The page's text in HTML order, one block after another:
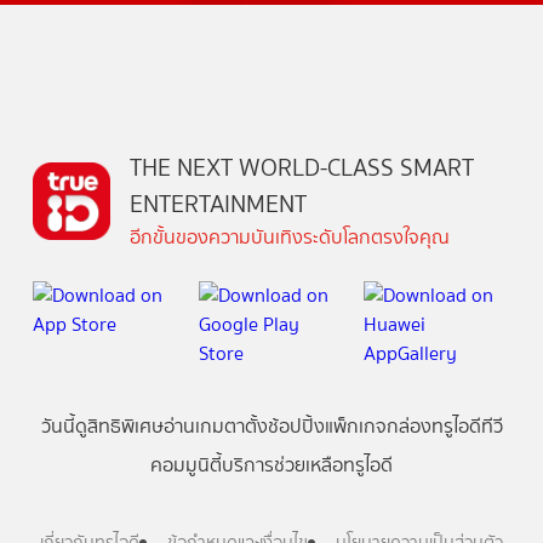
THE NEXT WORLD-CLASS SMART
ENTERTAINMENT
อีกขั้นของความบันเทิงระดับโลกตรงใจคุณ
วันนี้ดูสิทธิพิเศษอ่านเกมตาตั้งช้อปปิ้งแพ็กเกจกล่องทรูไอดีทีวี
คอมมูนิตี้บริการช่วยเหลือทรูไอดี